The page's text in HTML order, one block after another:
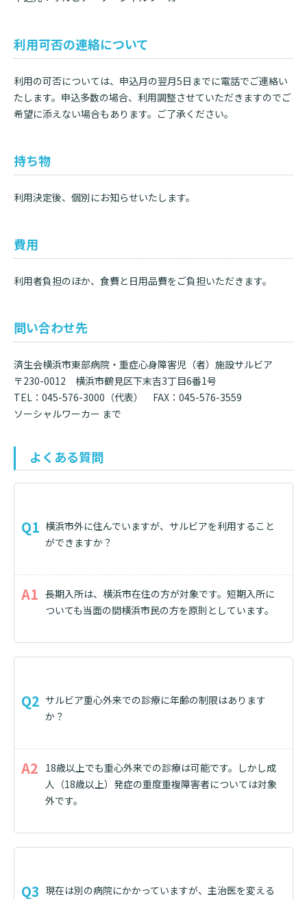
利用可否の連絡について
利用の可否については、申込月の翌月5日までに電話でご連絡い
たします。申込多数の場合、利用調整させていただきますのでご
希望に添えない場合もあります。ご了承ください。
持ち物
利用決定後、個別にお知らせいたします。
費用
利用者負担のほか、食費と日用品費をご負担いただきます。
問い合わせ先
済生会横浜市東部病院・重症心身障害児（者）施設サルビア
〒230-0012 横浜市鶴見区下末吉3丁目6番1号
TEL：045-576-3000（代表） FAX：045-576-3559
ソーシャルワーカー まで
よくある質問
横浜市外に住んでいますが、サルビアを利用すること
ができますか？
長期入所は、横浜市在住の方が対象です。短期入所に
ついても当面の間横浜市民の方を原則としています。
サルビア重心外来での診療に年齢の制限はあります
か？
18歳以上でも重心外来での診療は可能です。しかし成
人（18歳以上）発症の重度重複障害者については対象
外です。
現在は別の病院にかかっていますが、主治医を変える